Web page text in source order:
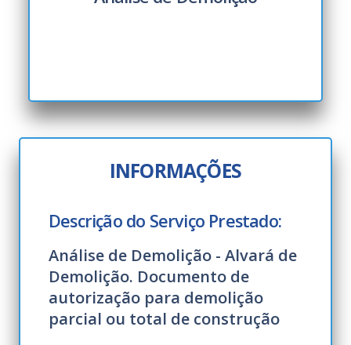
INFORMAÇÕES
Descrição do Serviço Prestado:
Análise de Demolição - Alvará de
Demolição. Documento de
autorização para demolição
parcial ou total de construção